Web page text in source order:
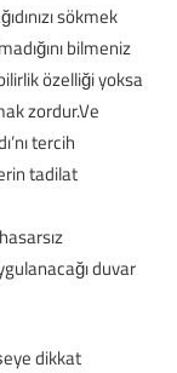
sökmek
bilmeniz
özelliği yoksa
zordur.Ve
tercih
tadilat
duvar
dikkat